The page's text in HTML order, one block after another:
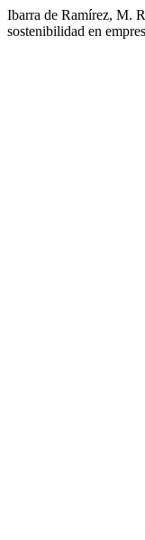
Ibarra de Ramírez, M.
sostenibilidad en